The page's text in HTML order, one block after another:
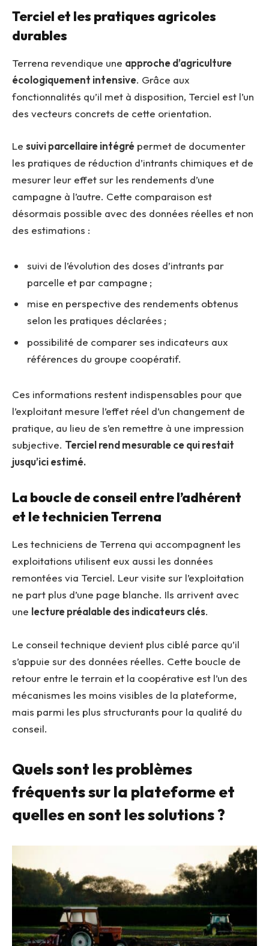
Terciel et les pratiques agricoles
durables
Terrena revendique une approche d’agriculture
écologiquement intensive. Grâce aux
fonctionnalités qu’il met à disposition, Terciel est l’un
des vecteurs concrets de cette orientation.
Le suivi parcellaire intégré permet de documenter
les pratiques de réduction d’intrants chimiques et de
mesurer leur effet sur les rendements d’une
campagne à l’autre. Cette comparaison est
désormais possible avec des données réelles et non
des estimations :
suivi de l’évolution des doses d’intrants par
parcelle et par campagne ;
mise en perspective des rendements obtenus
selon les pratiques déclarées ;
possibilité de comparer ses indicateurs aux
références du groupe coopératif.
Ces informations restent indispensables pour que
l’exploitant mesure l’effet réel d’un changement de
pratique, au lieu de s’en remettre à une impression
subjective. Terciel rend mesurable ce qui restait
jusqu’ici estimé.
La boucle de conseil entre l’adhérent
et le technicien Terrena
Les techniciens de Terrena qui accompagnent les
exploitations utilisent eux aussi les données
remontées via Terciel. Leur visite sur l’exploitation
ne part plus d’une page blanche. Ils arrivent avec
une lecture préalable des indicateurs clés.
Le conseil technique devient plus ciblé parce qu’il
s’appuie sur des données réelles. Cette boucle de
retour entre le terrain et la coopérative est l’un des
mécanismes les moins visibles de la plateforme,
mais parmi les plus structurants pour la qualité du
conseil.
Quels sont les problèmes
fréquents sur la plateforme et
quelles en sont les solutions ?